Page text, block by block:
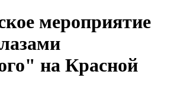
мероприятие
на Красной